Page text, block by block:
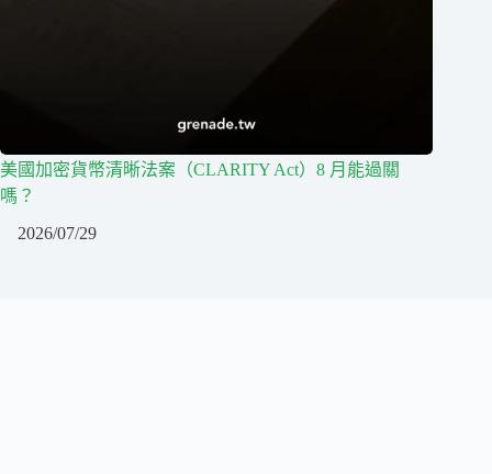
美國加密貨幣清晰法案（CLARITY Act）8 月能過關
嗎？
2026/07/29